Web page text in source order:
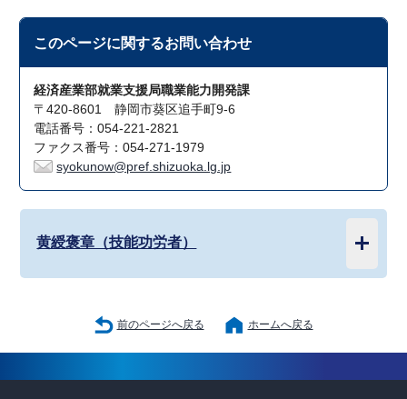
このページに関するお問い合わせ
経済産業部就業支援局職業能力開発課
〒420-8601 静岡市葵区追手町9-6
電話番号：054-221-2821
ファクス番号：054-271-1979
syokunow@pref.shizuoka.lg.jp
黄綬褒章（技能功労者）
前のページへ戻る ホームへ戻る